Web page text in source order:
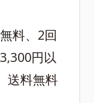
料、2回
円以
送料無料